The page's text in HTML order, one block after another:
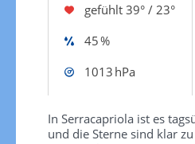
gefühlt 39° / 23°
45 %
1013 hPa
In Serracapriola ist es
und die Sterne sind klar